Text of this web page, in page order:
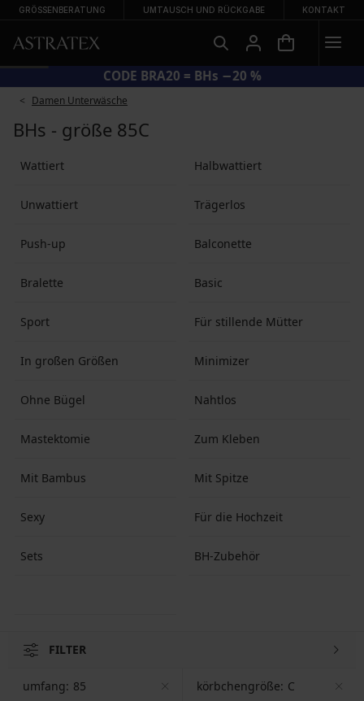
GRÖSSENBERATUNG UMTAUSCH UND RÜCKGABE KONTAKT
CODE BRA20 = BHs −20 %
Damen Unterwäsche
BHs - größe 85C
Wattiert Halbwattiert
Unwattiert Trä­ger­los
Push-up Balconette
Bralette Basic
Sport Für stillende Mütter
In großen Größen Minimizer
Ohne Bügel Nahtlos
Mastektomie Zum Kleben
Mit Bambus Mit Spitze
Sexy Für die Hochzeit
Sets BH-Zubehör
FILTER
umfang: 85 körbchengröße: C